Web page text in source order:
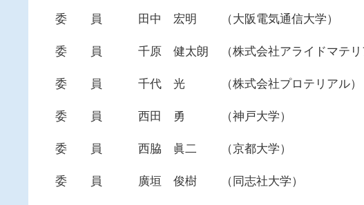
委 員 田中 宏明 （大阪電気通信大学）
委 員 千原 健太朗 （株式会社アライドマテ
委 員 千代 光 （株式会社プロテリアル）
委 員 西田 勇 （神戸大学）
委 員 西脇 眞二 （京都大学）
委 員 廣垣 俊樹 （同志社大学）